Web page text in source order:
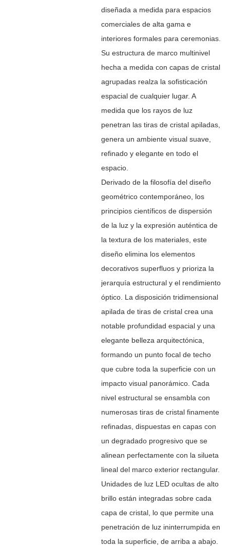
diseñada a medida para espacios
comerciales de alta gama e
interiores formales para ceremonias.
Su estructura de marco multinivel
hecha a medida con capas de cristal
agrupadas realza la sofisticación
espacial de cualquier lugar. A
medida que los rayos de luz
penetran las tiras de cristal apiladas,
genera un ambiente visual suave,
refinado y elegante en todo el
espacio.
Derivado de la filosofía del diseño
geométrico contemporáneo, los
principios científicos de dispersión
de la luz y la expresión auténtica de
la textura de los materiales, este
diseño elimina los elementos
decorativos superfluos y prioriza la
jerarquía estructural y el rendimiento
óptico. La disposición tridimensional
apilada de tiras de cristal crea una
notable profundidad espacial y una
elegante belleza arquitectónica,
formando un punto focal de techo
que cubre toda la superficie con un
impacto visual panorámico. Cada
nivel estructural se ensambla con
numerosas tiras de cristal finamente
refinadas, dispuestas en capas con
un degradado progresivo que se
alinean perfectamente con la silueta
lineal del marco exterior rectangular.
Unidades de luz LED ocultas de alto
brillo están integradas sobre cada
capa de cristal, lo que permite una
penetración de luz ininterrumpida en
toda la superficie, de arriba a abajo.